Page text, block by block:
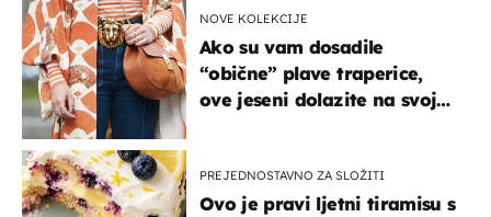
NOVE KOLEKCIJE
Ako su vam dosadile
“obične” plave traperice,
ove jeseni dolazite na svoje
PREJEDNOSTAVNO ZA SLOŽITI
Ovo je pravi ljetni tiramisu s